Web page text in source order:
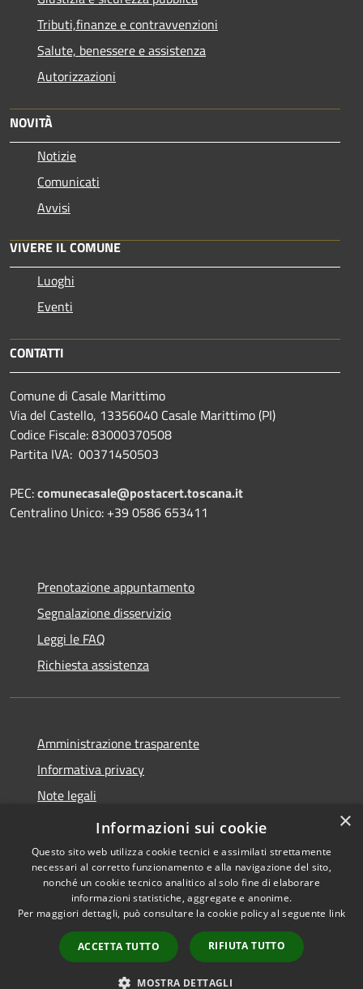
Tributi,finanze e contravvenzioni
Salute, benessere e assistenza
Autorizzazioni
NOVITÀ
Notizie
Comunicati
Avvisi
VIVERE IL COMUNE
Luoghi
Eventi
CONTATTI
Comune di Casale Marittimo
Via del Castello, 13356040 Casale Marittimo (PI)
Codice Fiscale: 83000370508
Partita IVA: 00371450503
PEC:comunecasale@postacert.toscana.it
Centralino Unico: +39 0586 653411
Prenotazione appuntamento
Segnalazione disservizio
Leggi le FAQ
Richiesta assistenza
Amministrazione trasparente
Informativa privacy
Note legali
Dichiarazione di accessibilità
Accessibilità
Copyright © 2026 • Comune di
Casale Marittimo • Powered by
Municipium•
Accesso
redazione
×
Informazioni sui cookie
Questo sito web utilizza cookie tecnici e assimilati strettamente
necessari al corretto funzionamento e alla navigazione del sito,
nonché un cookie tecnico analitico al solo fine di elaborare
informazioni statistiche, aggregate e anonime.
Per maggiori dettagli, può consultare la cookie policy al seguente link
ACCETTA TUTTO RIFIUTA TUTTO
MOSTRA DETTAGLI